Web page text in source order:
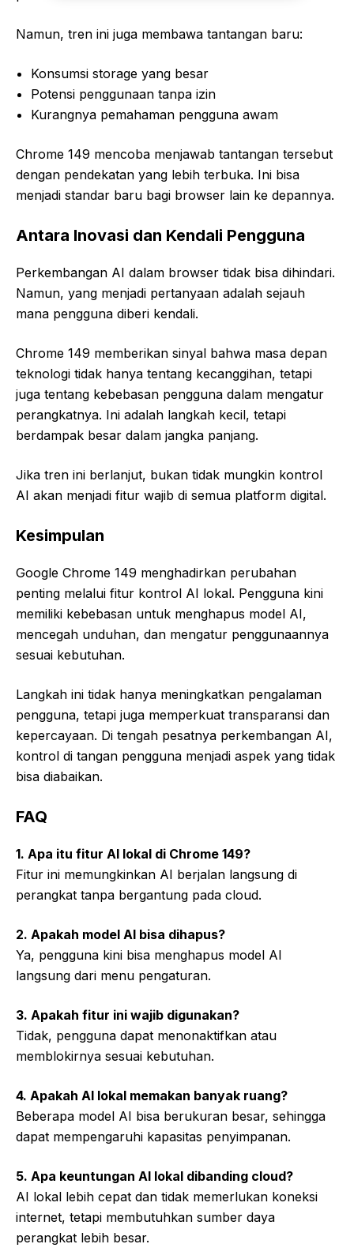
Namun, tren ini juga membawa tantangan baru:
Konsumsi storage yang besar
Potensi penggunaan tanpa izin
Kurangnya pemahaman pengguna awam
Chrome 149 mencoba menjawab tantangan tersebut
dengan pendekatan yang lebih terbuka. Ini bisa
menjadi standar baru bagi browser lain ke depannya.
Antara Inovasi dan Kendali Pengguna
Perkembangan AI dalam browser tidak bisa dihindari.
Namun, yang menjadi pertanyaan adalah sejauh
mana pengguna diberi kendali.
Chrome 149 memberikan sinyal bahwa masa depan
teknologi tidak hanya tentang kecanggihan, tetapi
juga tentang kebebasan pengguna dalam mengatur
perangkatnya. Ini adalah langkah kecil, tetapi
berdampak besar dalam jangka panjang.
Jika tren ini berlanjut, bukan tidak mungkin kontrol
AI akan menjadi fitur wajib di semua platform digital.
Kesimpulan
Google Chrome 149 menghadirkan perubahan
penting melalui fitur kontrol AI lokal. Pengguna kini
memiliki kebebasan untuk menghapus model AI,
mencegah unduhan, dan mengatur penggunaannya
sesuai kebutuhan.
Langkah ini tidak hanya meningkatkan pengalaman
pengguna, tetapi juga memperkuat transparansi dan
kepercayaan. Di tengah pesatnya perkembangan AI,
kontrol di tangan pengguna menjadi aspek yang tidak
bisa diabaikan.
FAQ
1. Apa itu fitur AI lokal di Chrome 149?
Fitur ini memungkinkan AI berjalan langsung di
perangkat tanpa bergantung pada cloud.
2. Apakah model AI bisa dihapus?
Ya, pengguna kini bisa menghapus model AI
langsung dari menu pengaturan.
3. Apakah fitur ini wajib digunakan?
Tidak, pengguna dapat menonaktifkan atau
memblokirnya sesuai kebutuhan.
4. Apakah AI lokal memakan banyak ruang?
Beberapa model AI bisa berukuran besar, sehingga
dapat mempengaruhi kapasitas penyimpanan.
5. Apa keuntungan AI lokal dibanding cloud?
AI lokal lebih cepat dan tidak memerlukan koneksi
internet, tetapi membutuhkan sumber daya
perangkat lebih besar.